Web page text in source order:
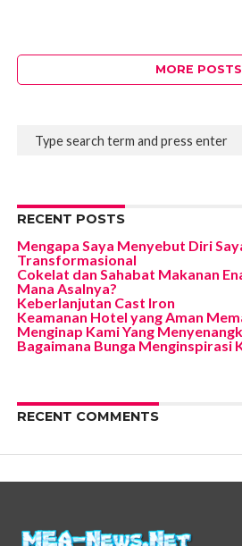
MORE POSTS
RECENT POSTS
Mengapa Saya Menyebut Diri
Transformasional
Cokelat dan Sahabat Makanan
Mana Asalnya?
Keberlanjutan Cast Iron
Keamanan Hotel yang Aman
Menginap Kami Yang
Bagaimana Bunga Menginspirasi
RECENT COMMENTS